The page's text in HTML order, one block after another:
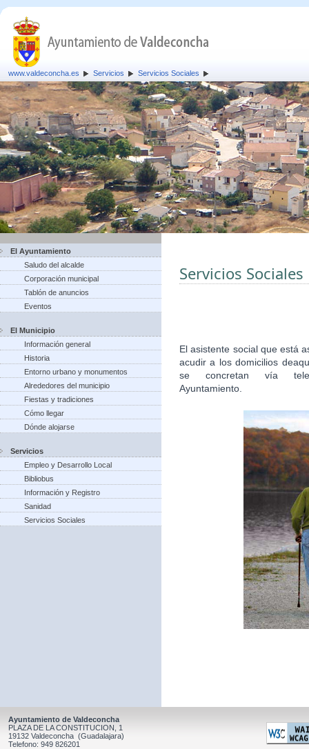
www.valdeconcha.es Servicios Servicios Sociales
El Ayuntamiento
Saludo del alcalde
Corporación municipal
Tablón de anuncios
Eventos
El Municipio
Información general
Historia
Entorno urbano y monumentos
Alrededores del municipio
Fiestas y tradiciones
Cómo llegar
Dónde alojarse
Servicios
Empleo y Desarrollo Local
Bibliobus
Información y Registro
Sanidad
Servicios Sociales
Servicios Sociales
El asistente social que está
acudir a los domicilios
se concretan vía
Ayuntamiento.
Ayuntamiento de Valdeconcha
PLAZA DE LA CONSTITUCION, 1
19132 Valdeconcha (Guadalajara)
Telefono: 949 826201